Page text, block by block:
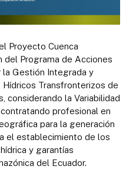
Proyecto Cuenca
del Programa de Acciones
Gestión Integrada y
Transfronterizos de
considerando la Variabilidad
profesional en
para la generación
el establecimiento de los
y garantías
del Ecuador.